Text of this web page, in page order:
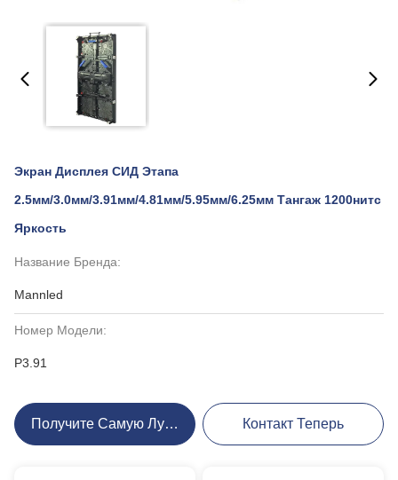
Экран Дисплея СИД Этапа
2.5мм/3.0мм/3.91мм/4.81мм/5.95мм/6.25мм Тангаж 1200нитс
Яркость
Название Бренда:
Mannled
Номер Модели:
P3.91
Получите Самую Лучшую Цену Контакт Теперь